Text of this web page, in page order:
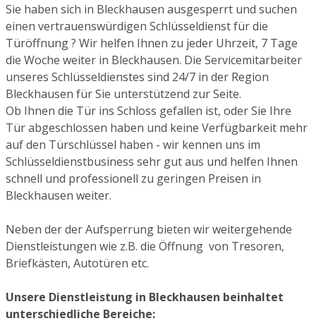
Sie haben sich in Bleckhausen ausgesperrt und suchen
einen vertrauenswürdigen Schlüsseldienst für die
Türöffnung ? Wir helfen Ihnen zu jeder Uhrzeit, 7 Tage
die Woche weiter in Bleckhausen. Die Servicemitarbeiter
unseres Schlüsseldienstes sind 24/7 in der Region
Bleckhausen für Sie unterstützend zur Seite.
Ob Ihnen die Tür ins Schloss gefallen ist, oder Sie Ihre
Tür abgeschlossen haben und keine Verfügbarkeit mehr
auf den Türschlüssel haben - wir kennen uns im
Schlüsseldienstbusiness sehr gut aus und helfen Ihnen
schnell und professionell zu geringen Preisen in
Bleckhausen weiter.
Neben der der Aufsperrung bieten wir weitergehende
Dienstleistungen wie z.B. die Öffnung von Tresoren,
Briefkästen, Autotüren etc.
Unsere Dienstleistung in Bleckhausen beinhaltet
unterschiedliche Bereiche: